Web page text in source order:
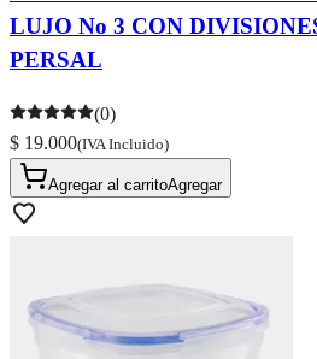
LUJO No 3 CON
PERSAL
(0)
$ 19.000(IVA Incluido)
Agregar al carritoAgregar